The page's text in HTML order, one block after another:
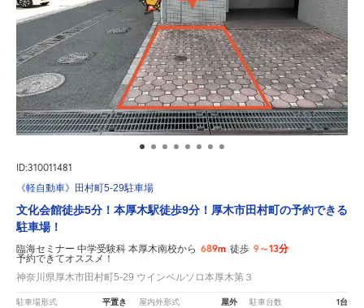
ID:310011481
《軽自動車》田村町5-29駐車場
文化会館徒歩5分！本厚木駅徒歩9分！厚木市田村町の予約できる
駐車場！
臨海セミナー 中学受験科 本厚木南校から 689m 徒歩 9～13分
予約できてオススメ！
神奈川県厚木市田村町5-29 ウインベルソロ本厚木第３
駐車場形式 平置き 屋内外形式 屋外 駐車台数 1台